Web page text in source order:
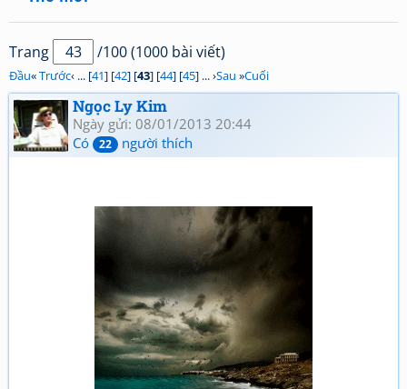
Trang /100 (1000 bài viết)
Đầu«Trước‹ ... [41] [42] [43] [44] [45] ... ›Sau »Cuối
Ngọc Ly Kim
Ngày gửi: 08/01/2013 20:44
Có
22 người thích